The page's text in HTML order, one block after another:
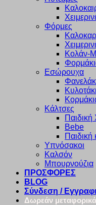
Φόρμες
Κολάν-
Εσώρουχα
Κάλτσες
Παιδική
Bebe
Παιδική
Υπνόσακοι
Καλσόν
Μπουρνούζια
ΠΡΟΣΦΟΡΕΣ
BLOG
Σύνδεση /
Δωρεάν